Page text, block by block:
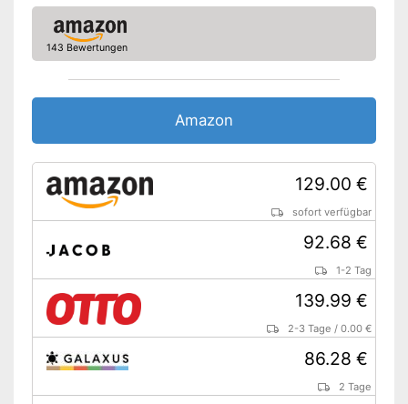
143 Bewertungen
Amazon
129.00 €
sofort verfügbar
92.68 €
1-2 Tag
139.99 €
2-3 Tage /0.00 €
86.28 €
2 Tage